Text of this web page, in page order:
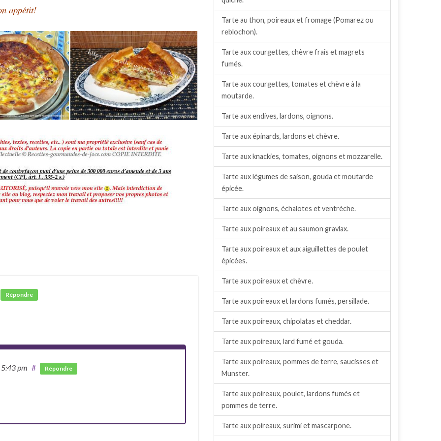
appétit!
Répondre
pm # Répondre
Tarte au thon, poireaux et fromage (Pomarez ou
reblochon).
Tarte aux courgettes, chèvre frais et magrets
fumés.
Tarte aux courgettes, tomates et chèvre à la
moutarde.
Tarte aux endives, lardons, oignons.
Tarte aux épinards, lardons et chèvre.
Tarte aux knackies, tomates, oignons et mozzarelle.
Tarte aux légumes de saison, gouda et moutarde
épicée.
Tarte aux oignons, échalotes et ventrèche.
Tarte aux poireaux et au saumon gravlax.
Tarte aux poireaux et aux aiguillettes de poulet
épicées.
Tarte aux poireaux et chèvre.
Tarte aux poireaux et lardons fumés, persillade.
Tarte aux poireaux, chipolatas et cheddar.
Tarte aux poireaux, lard fumé et gouda.
Tarte aux poireaux, pommes de terre, saucisses et
Munster.
Tarte aux poireaux, poulet, lardons fumés et
pommes de terre.
Tarte aux poireaux, surimi et mascarpone.